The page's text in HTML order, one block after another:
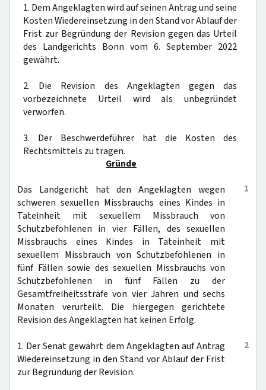
1. Dem Angeklagten wird auf seinen Antrag und seine
Kosten Wiedereinsetzung in den Stand vor Ablauf der
Frist zur Begründung der Revision gegen das Urteil
des Landgerichts Bonn vom 6. September 2022
gewährt.
2. Die Revision des Angeklagten gegen das
vorbezeichnete Urteil wird als unbegründet
verworfen.
3. Der Beschwerdeführer hat die Kosten des
Rechtsmittels zu tragen.
Gründe
1
Das Landgericht hat den Angeklagten wegen
schweren sexuellen Missbrauchs eines Kindes in
Tateinheit mit sexuellem Missbrauch von
Schutzbefohlenen in vier Fällen, des sexuellen
Missbrauchs eines Kindes in Tateinheit mit
sexuellem Missbrauch von Schutzbefohlenen in
fünf Fällen sowie des sexuellen Missbrauchs von
Schutzbefohlenen in fünf Fällen zu der
Gesamtfreiheitsstrafe von vier Jahren und sechs
Monaten verurteilt. Die hiergegen gerichtete
Revision des Angeklagten hat keinen Erfolg.
2
1. Der Senat gewährt dem Angeklagten auf Antrag
Wiedereinsetzung in den Stand vor Ablauf der Frist
zur Begründung der Revision.